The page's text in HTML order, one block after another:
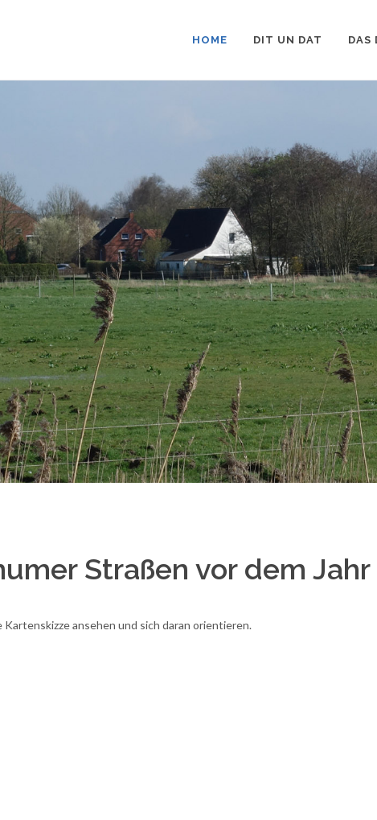
HOME DIT UN DAT DAS
Straßen vor dem Jahr
Kartenskizze ansehen und sich daran orientieren.